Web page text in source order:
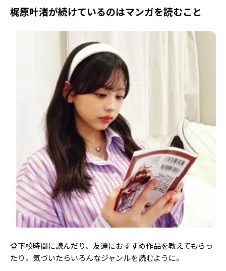
バックナンバー
INFORMATION
Seventeenについて
Follow us
ST member
新規会員登録・ログイン
梶原叶渚が続けているのはマンガを読むこと
登下校時間に読んだり、友達におすすめ作品を教えてもらっ
たり。気づいたらいろんなジャンルを読むように。